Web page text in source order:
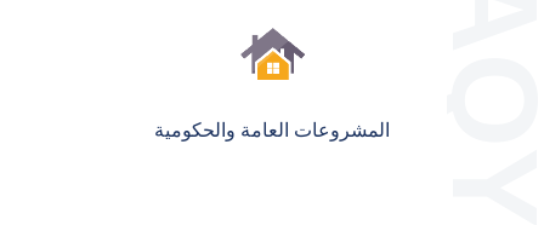
المشروعات العامة والحكومية